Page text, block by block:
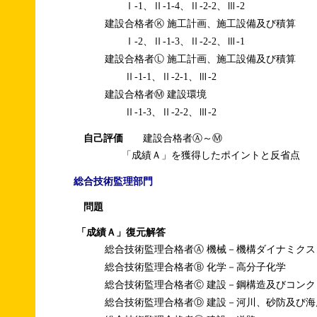
Ⅰ-1、Ⅱ-1-4、Ⅱ-2-2、Ⅲ-2
建設合格者Ⓚ 施工計画、施工設備及び積算
Ⅰ-2、Ⅱ-1-3、Ⅱ-2-2、Ⅲ-1
建設合格者Ⓛ 施工計画、施工設備及び積算
Ⅱ-1-1、Ⅱ-2-1、Ⅲ-2
建設合格者Ⓜ 建設環境
Ⅱ-1-3、Ⅱ-2-2、Ⅲ-2
自己評価 建設合格者Ⓐ～Ⓜ
「成績Ａ」を獲得したポイントと反省点
総合技術監理部門
問題
「成績Ａ」復元解答
総合技術監理合格者Ⓐ 機械－機構ダイナミクス
総合技術監理合格者Ⓑ 化学－高分子化学
総合技術監理合格者Ⓒ 建設－鋼構造及びコンク
総合技術監理合格者Ⓓ 建設－河川、砂防及び海